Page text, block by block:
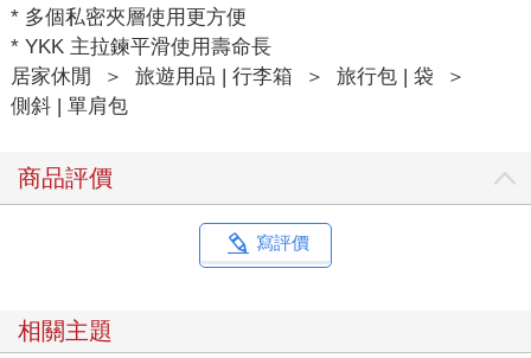
* 多個私密夾層使用更方便
* YKK 主拉鍊平滑使用壽命長
居家休閒
＞ 旅遊用品 | 行李箱 ＞ 旅行包 | 袋
＞
側斜 | 單肩包
商品評價
寫評價
相關主題